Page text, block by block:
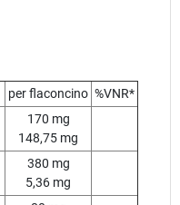
per flaconcino %VNR*
170 mg
148,75 mg
380 mg
5,36 mg